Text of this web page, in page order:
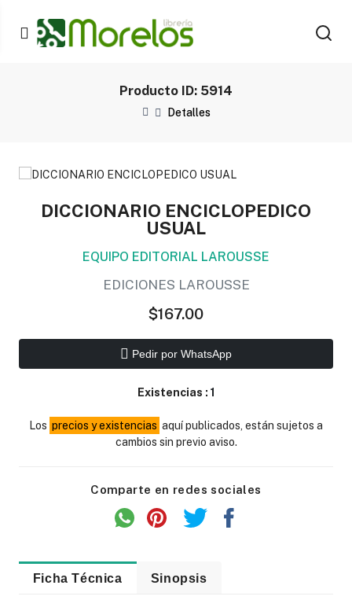
Producto ID: 5914
Detalles
DICCIONARIO ENCICLOPEDICO
USUAL
EQUIPO EDITORIAL LAROUSSE
EDICIONES LAROUSSE
$167.00
Pedir por WhatsApp
Existencias : 1
Los precios y existencias aquí publicados, están sujetos a
cambios sin previo aviso.
Comparte en redes sociales
Ficha Técnica Sinopsis